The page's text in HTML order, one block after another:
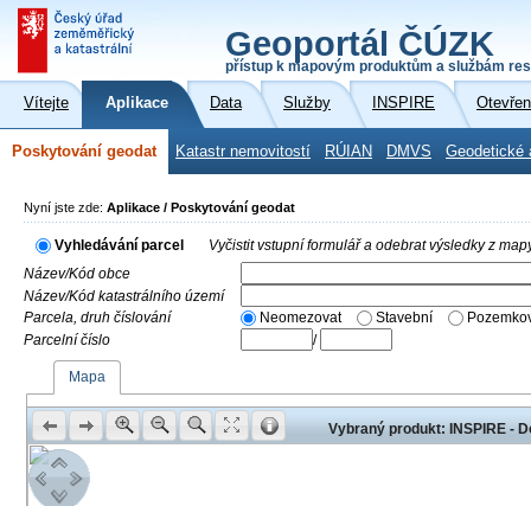
Geoportál ČÚZK
přístup k mapovým produktům a službám
Vítejte Aplikace Data Služby INSPIRE
Poskytování geodat Katastr nemovitostí RÚIAN DMVS Geodetické
Nyní jste zde: Aplikace / Poskytování geodat
Vyhledávání parcel
Vyčistit vstupní formulář a odebrat výsledky z
Název/Kód obce
Název/Kód katastrálního území
Parcela, druh číslování
Neomezovat Stavební
Parcelní číslo
/
Mapa
Vybraný produkt: INSPIRE -